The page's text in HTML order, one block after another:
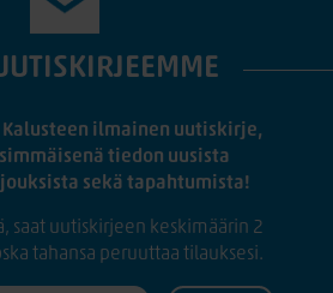
Kalusteen ilmainen uutiskirje,
tiedon uusista
sekä tapahtumista!
saat uutiskirjeen keskimäärin 2
tahansa peruuttaa tilauksesi.